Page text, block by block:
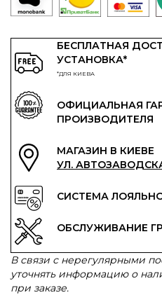
БЕСПЛАТНАЯ
УСТАНОВКА*
*ДЛЯ КИЕВА
ОФИЦИАЛЬНАЯ
ПРОИЗВОДИТЕЛЯ
МАГАЗИН В КИЕВЕ
УЛ.
СИСТЕМА
ОБСЛУЖИВАНИЕ
В связи с нерегулярными
уточнять информацию о
при заказе.